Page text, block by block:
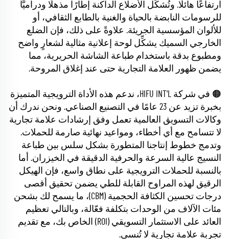
ارتفاعًا هائلًا. وتُشكِّل الأضلاع الداكنة إطارًا مذهلًا ودراميًّا
للرسومات النابضة بالحياة والغنية بالطابع الثقافي، أو
للألوان المؤسسية الجريئة. علاوةً على ذلك، فإن الضلع
الخارجي السميك يشكِّل لوحة إعلانية مثالية لشعارٍ واضح
ومطبوع بدقة باستخدام طباعة الشاشة الحريرية، مما
يضمن ظهور العلامة التجارية حتى عند إغلاق المروحة.
🟠 في شركة HIFU INT'L، ندعم هذه الأداة الترويجية المتميزة
بخبرة تزيد عن 23 عامًا في التصنيع الصناعي. ونحن ندرك أن
وكالات التسويق العالمية تعمل وفق إرشادات علامة تجارية
لا تتسامح مع أي أخطاء، ومواعيد نهائية صارمة للحملات.
وتدمج خطوط إنتاجنا المتطورة بشكل سلس بين طباعة
النسيج عالية السرعة والحرفية الدقيقة في الخيزران. أما
بالنسبة للحملات الترويجية على نطاق واسع، فإن الهيكل
الرقيق لهذه المراوح القابلة للطي يضمن تحقيق أقصى
درجات تحسين الكثافة الحجمية (CBM)، ما يسمح لك بشحن
مئات الآلاف من الوحدات بتكلفة فعّالة، وبالتالي تعظيم
العائد على الاستثمار التسويقي (ROI) الخاص بك، مع تقديم
تجربة علامة تجارية لا تُنسى.